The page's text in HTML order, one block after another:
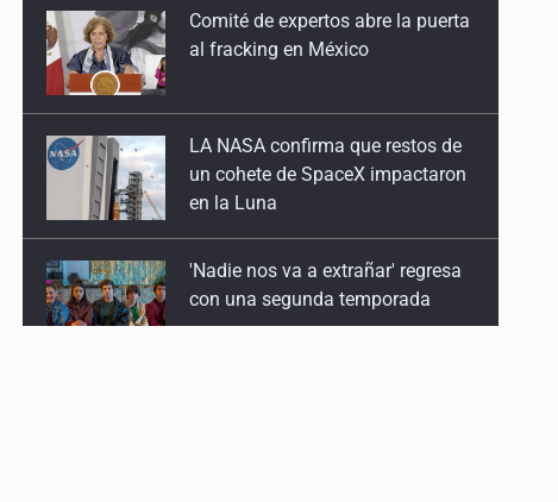
al fracking en México
un cohete de SpaceX impactaron
en la Luna
con una segunda temporada